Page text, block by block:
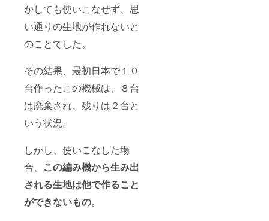
かしても使いこなせず、思
い通りの生地が作れないと
のことでした。
その結果、最初日本で１０
台作ったこの機械は、８台
は廃棄され、残りは２台と
いう状況。
しかし、使いこなした場
合、 この編み機から生み出
される生地は他で作ること
ができないもの。